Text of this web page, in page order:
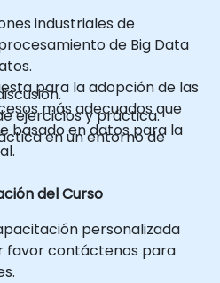
industriales de
de Big Data
para la adopción de las
más adecuados que
basado en datos para la
ejercicios y práctica.
en un entorno de
del Curso
personalizada
favor contáctenos para